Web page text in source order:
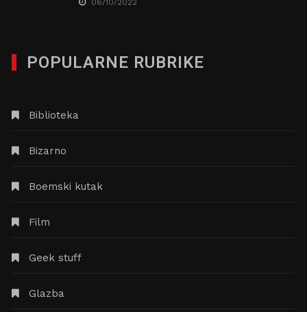
06/10/2022
POPULARNE RUBRIKE
Biblioteka
Bizarno
Boemski kutak
Film
Geek stuff
Glazba